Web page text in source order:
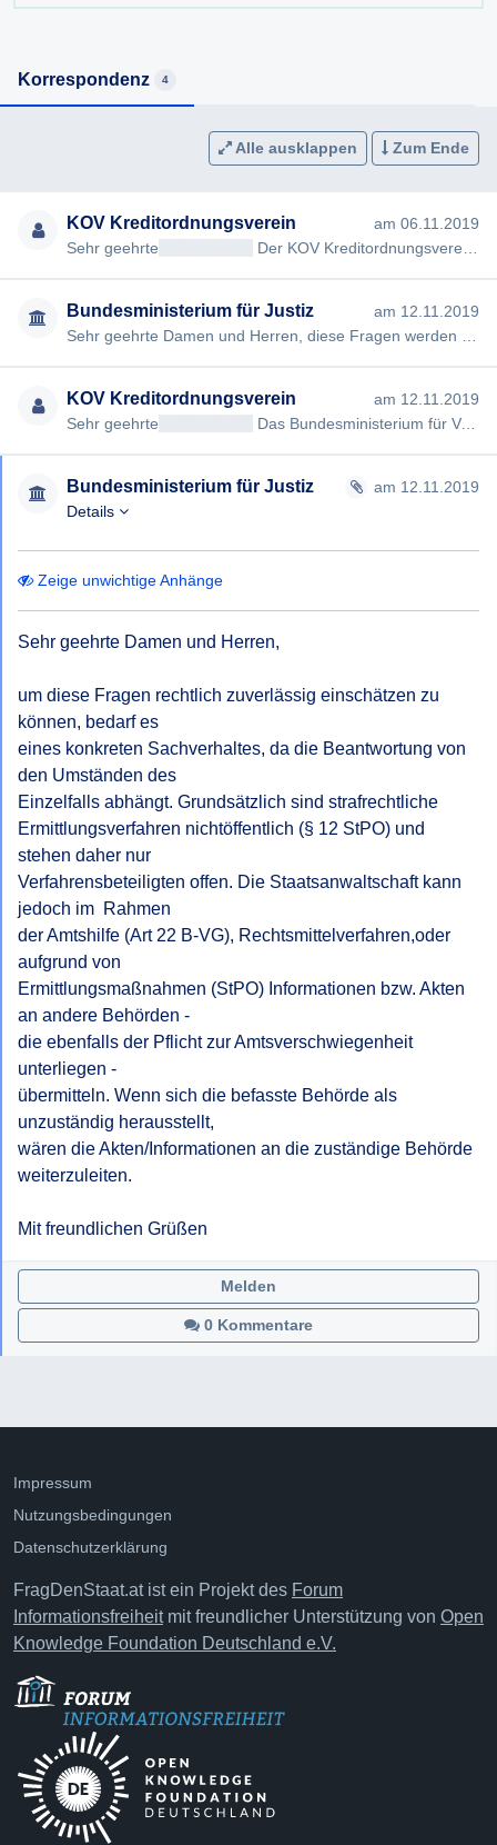
Korrespondenz 4
Alle ausklappen Zum Ende
KOV Kreditordnungsverein
am 06.11.2019
Sehr geehrte
Der KOV Kreditordnungsverein begehrt (gemäß §§ 2, 3 AuskunftspflichtG) Antwort auf nachf…
Bundesministerium für Justiz
am 12.11.2019
KOV Kreditordnungsverein
am 12.11.2019
Sehr geehrte
Das Bundesministerium für Verfassung, Reformen, Deregulierung und Justiz irrt in der Ann…
Bundesministerium für Justiz
am 12.11.2019
Details
Zeige unwichtige Anhänge
Sehr geehrte Damen und Herren,
um diese Fragen rechtlich zuverlässig einschätzen zu
können, bedarf es
eines konkreten Sachverhaltes, da die Beantwortung von
den Umständen des
Einzelfalls abhängt. Grundsätzlich sind strafrechtliche
Ermittlungsverfahren nichtöffentlich (§ 12 StPO) und
stehen daher nur
Verfahrensbeteiligten offen. Die Staatsanwaltschaft kann
jedoch im  Rahmen
der Amtshilfe (Art 22 B-VG), Rechtsmittelverfahren,oder
aufgrund von
Ermittlungsmaßnahmen (StPO) Informationen bzw. Akten
an andere Behörden -
die ebenfalls der Pflicht zur Amtsverschwiegenheit
unterliegen -
übermitteln. Wenn sich die befasste Behörde als
unzuständig herausstellt,
wären die Akten/Informationen an die zuständige Behörde
weiterzuleiten.
Mit freundlichen Grüßen
0 Kommentare
Melden
Impressum
Nutzungsbedingungen
Datenschutzerklärung
FragDenStaat.at ist ein Projekt des Forum
Informationsfreiheitmit freundlicher Unterstützung von Open
Knowledge Foundation Deutschland e.V.